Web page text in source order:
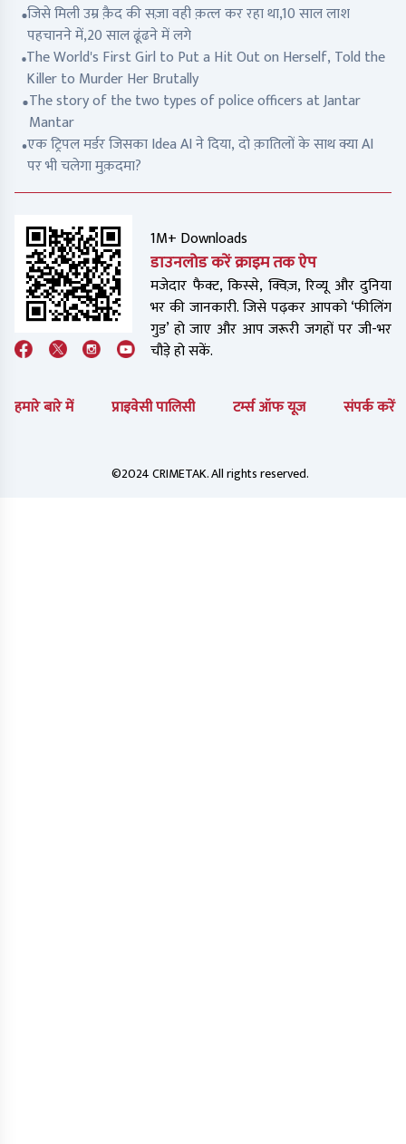
जिसे मिली उम्र क़ैद की सज़ा वही क़त्ल कर रहा था,10 साल लाश
पहचानने में,20 साल ढूंढने में लगे
The World's First Girl to Put a Hit Out on Herself, Told the
Killer to Murder Her Brutally
The story of the two types of police officers at Jantar
Mantar
एक ट्रिपल मर्डर जिसका Idea AI ने दिया, दो क़ातिलों के साथ क्या AI
पर भी चलेगा मुक़दमा?
1M+ Downloads
डाउनलोड करें क्राइम तक ऐप
मजेदार फैक्ट, किस्से, क्विज़, रिव्यू और दुनिया
भर की जानकारी. जिसे पढ़कर आपको ‘फीलिंग
गुड’ हो जाए और आप जरूरी जगहों पर जी-भर
चौड़े हो सकें.
हमारे बारे में प्राइवेसी पालिसी टर्म्स ऑफ यूज संपर्क करें
©2024 CRIMETAK. All rights reserved.